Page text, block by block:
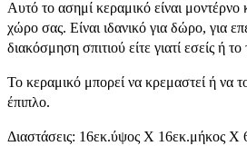
Αυτό το ασημί κεραμικό είναι μοντέρνο
χώρο σας. Είναι ιδανικό για δώρο, για
διακόσμηση σπιτιού είτε γιατί εσείς ή
Το κεραμικό μπορεί να κρεμαστεί ή να
έπιπλο.
Διαστάσεις: 16εκ.ύψος Χ 16εκ.μήκος Χ